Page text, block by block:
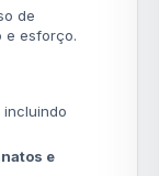
de
e esforço.
incluindo
e